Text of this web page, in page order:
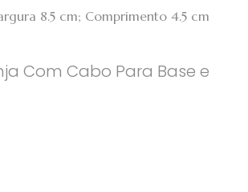
8.5 cm; Comprimento 4.5 cm
Com Cabo Para Base e